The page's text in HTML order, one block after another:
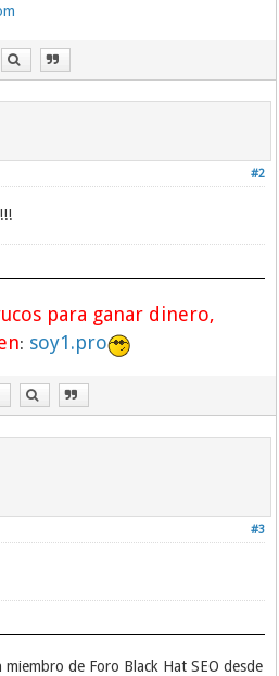
#2
para ganar dinero,
: soy1.pro
#3
de Foro Black Hat SEO desde